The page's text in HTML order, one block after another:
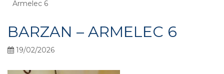
BARZAN – ARMELEC 6
19/02/2026